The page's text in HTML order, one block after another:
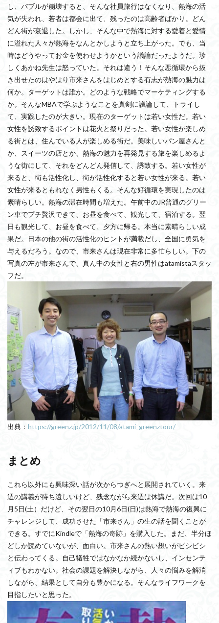
し、バブルが崩壊すると、そんな社員旅行はなくなり、熱海の活
気が失われ、若者は都会に出て、残ったのは高齢者ばかり。どん
どん街が衰退した。しかし、そんな中で熱海に対する愛着と愛情
に溢れた人々が熱海をなんとかしようと立ち上がった。でも、当
時はどうやってお金を使わせようかという議論だったようだ。珍
しくあかね先生は怒っていた。それは違う！そんな悪循環から抜
き出せたのはやはり市来さんをはじめとする有志が熱海の魅力は
何か。ターゲットは誰か。どのような戦略でマーケティングする
か。そんなMBAで学ぶようなことを真剣に議論して、トライし
て、実践したのが大きい。現在のターゲットは若い女性だ。若い
女性を誘致するポイントは花火と祭りだった。若い女性が楽しめ
る街とは、住んでいる人が楽しめる街だ。美味しいパン屋さんと
か、スイーツの店とか、熱海の魅力を再発見する旅を楽しめるよ
うな街にして、それをどんどん発信して、誘致する。若い女性が
来ると、街も活性化し、街が活性化すると若い女性が来る。若い
女性が来るともれなく男性もくる。そんな好循環を実現したのは
素晴らしい。熱海の滞在時間も増えた。午前中のJR普通のグリー
ン車でプチ贅沢できて、お昼を食べて、観光して、宿泊する。翌
日も観光して、お昼を食べて、夕方に帰る。本当に素晴らしい成
果だ。日本の他の街の活性化のヒントが満載だし、全国に勇気を
与えるだろう。なので、市来さんは現在非常に多忙らしい。下の
写真の左が市来さんで、真ん中の女性と右の男性はatamistaスタッ
フだ。
出典： https://greenz.jp/2012/11/08/atami_greenztour/
まとめ
これら以外にも興味深い話が次からつぎへと展開されていく。来
週の講義が待ち遠しいけど、残念ながら来週は休講だ。次回は10
月5日(土）だけど、その翌日の10月6日(日)は熱海で熱海の復興に
チャレンジして、成功させた「市来さん」の生の話を聞くことが
できる。すでにKindleで「熱海の奇跡」を購入した。まだ、半分ほ
どしか読めていないが、面白い。市来さんの熱い想いがビシビシ
と伝わってくる。自己犠牲ではなかなか続かないし、インセンテ
ィブもわかない。社会の課題を解決しながら、人々の悩みを解消
しながら、結果として自分も豊かになる。そんなライフワークを
目指したいと思った。